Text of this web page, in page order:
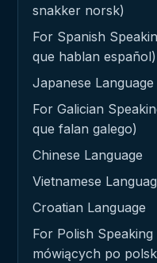
snakker norsk)
For Spanish
que hablan español)
Japanese Language
For Galician
que falan galego)
Chinese Language
Vietnamese
Croatian Language
For Polish
mówiących po